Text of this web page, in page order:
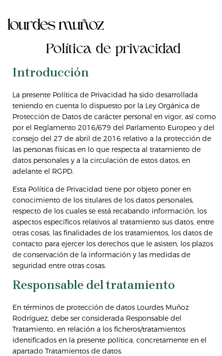
contenido
Política de privacidad
Introducción
La presente Política de Privacidad ha sido desarrollada
teniendo en cuenta lo dispuesto por la Ley Orgánica de
Protección de Datos de carácter personal en vigor, así como
por el Reglamento 2016/679 del Parlamento Europeo y del
consejo del 27 de abril de 2016 relativo a la protección de
las personas físicas en lo que respecta al tratamiento de
datos personales y a la circulación de estos datos, en
adelante el RGPD.
Esta Política de Privacidad tiene por objeto poner en
conocimiento de los titulares de los datos personales,
respecto de los cuales se está recabando información, los
aspectos específicos relativos al tratamiento sus datos, entre
otras cosas, las finalidades de los tratamientos, los datos de
contacto para ejercer los derechos que le asisten, los plazos
de conservación de la información y las medidas de
seguridad entre otras cosas.
Responsable del tratamiento
En términos de protección de datos Lourdes Muñoz
Rodríguez, debe ser considerada Responsable del
Tratamiento, en relación a los ficheros/tratamientos
identificados en la presente política, concretamente en el
apartado Tratamientos de datos.